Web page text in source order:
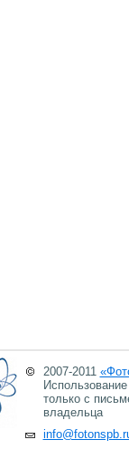
2007-2011
только с
владельца